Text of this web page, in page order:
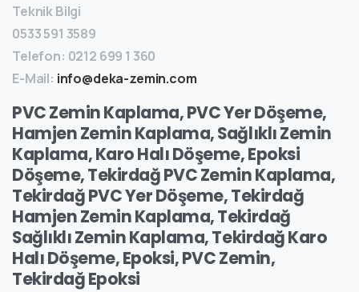
Teknik Bilgi
0533 591 3589
Telefon: 0212 699 1 360
E-Mail: info@deka-zemin.com
PVC Zemin Kaplama, PVC Yer Döşeme,
Hamjen Zemin Kaplama, Sağlıklı Zemin
Kaplama, Karo Halı Döşeme, Epoksi
Döşeme, Tekirdağ PVC Zemin Kaplama,
Tekirdağ PVC Yer Döşeme, Tekirdağ
Hamjen Zemin Kaplama, Tekirdağ
Sağlıklı Zemin Kaplama, Tekirdağ Karo
Halı Döşeme, Epoksi, PVC Zemin,
Tekirdağ Epoksi